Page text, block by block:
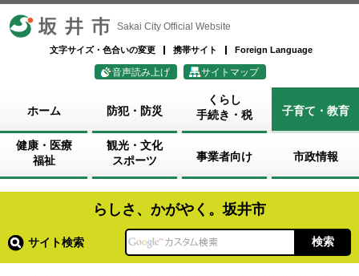
坂井市 Sakai City Official Website
文字サイズ・色合いの変更 携帯サイト Foreign Language
音声読み上げ サイトマップ
ホーム 防犯・防災
くらし
手続き・税
子育て・教育
健康・医療
福祉
観光・文化
スポーツ
事業者向け 市政情報
らしさ、かがやく。坂井市
サイト検索